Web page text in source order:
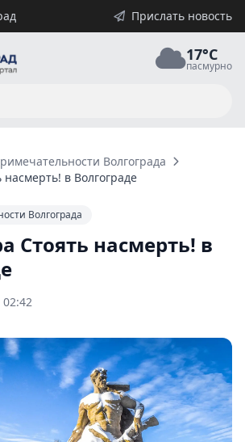
Прислать новость
17°C
пасмурно
Волгограда
насмерть! в Волгограде
Волгограда
Стоять насмерть! в
02:42